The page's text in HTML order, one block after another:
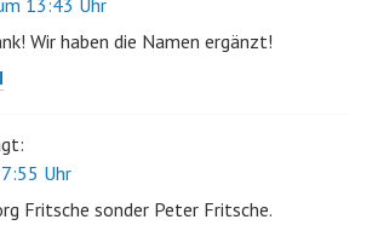
13:43 Uhr
Wir haben die Namen ergänzt!
Uhr
Fritsche sonder Peter Fritsche.